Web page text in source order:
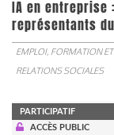
IA en
représentants
EMPLOI, FORMATION
RELATIONS SOCIALES
PARTICIPATIF
ACCÈS PUBLIC